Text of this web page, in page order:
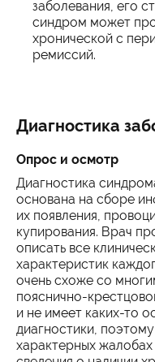
заболевания, его
синдром может
хронической с
ремиссий.
Диагностика
Опрос и осмотр
Диагностика
основана на сборе
их появления,
купирования. Врач
описать все
характеристик
очень схоже со
пояснично-
и не имеет каких-то
диагностики,
характерных